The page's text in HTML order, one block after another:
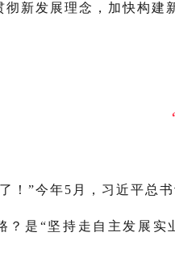
彻新发展理念，加快构
！”今年5月，习近平总
？是“坚持走自主发展